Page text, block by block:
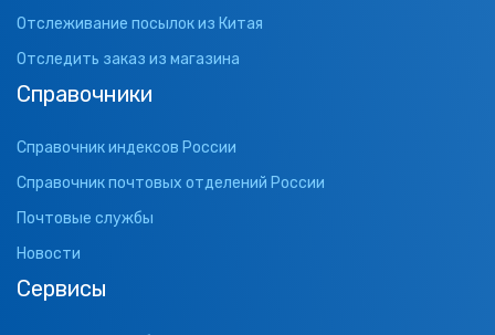
Отслеживание посылок из Китая
Отследить заказ из магазина
Справочники
Справочник индексов России
Справочник почтовых отделений России
Почтовые службы
Новости
Сервисы